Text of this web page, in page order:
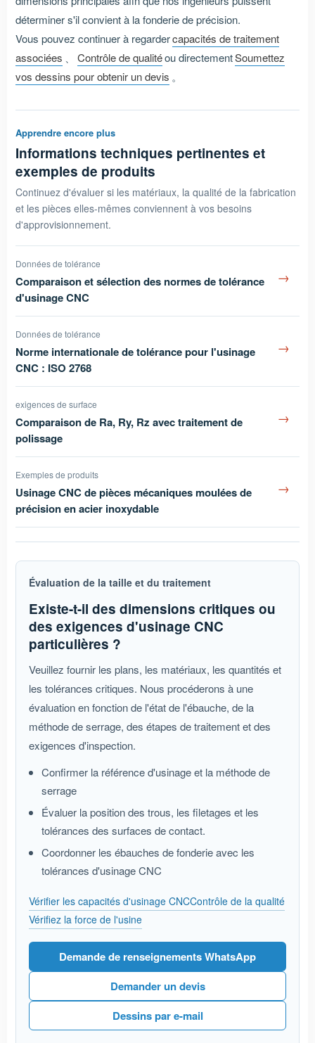
déterminer s'il convient à la fonderie de précision.
Vous pouvez continuer à regardercapacités de traitement
associées
Contrôle de qualitéou directementSoumettez
vos dessins pour obtenir un devis 。
Apprendre encore plus
Informations techniques pertinentes et
exemples de produits
Continuez d'évaluer si les matériaux, la qualité de la fabrication
et les pièces elles-mêmes conviennent à vos besoins
d'approvisionnement.
Données de tolérance
Comparaison et sélection des normes de tolérance
d'usinage CNC
→
Données de tolérance
Norme internationale de tolérance pour l'usinage
CNC : ISO 2768
→
exigences de surface
Comparaison de Ra, Ry, Rz avec traitement de
polissage
→
Exemples de produits
Usinage CNC de pièces mécaniques moulées de
précision en acier inoxydable
→
Évaluation de la taille et du traitement
Existe-t-il des dimensions critiques ou
des exigences d'usinage CNC
particulières ?
Veuillez fournir les plans, les matériaux, les quantités et
les tolérances critiques. Nous procéderons à une
évaluation en fonction de l'état de l'ébauche, de la
méthode de serrage, des étapes de traitement et des
exigences d'inspection.
Confirmer la référence d'usinage et la méthode de
serrage
Évaluer la position des trous, les filetages et les
tolérances des surfaces de contact.
Coordonner les ébauches de fonderie avec les
tolérances d'usinage CNC
Vérifier les capacités d'usinage CNCContrôle de la qualité
Vérifiez la force de l'usine
Demande de renseignements WhatsApp
Demander un devis
Dessins par e-mail